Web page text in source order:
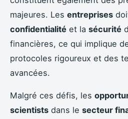
majeures. Les entreprises
confidentialité et la sécurité
financières, ce qui implique
protocoles rigoureux et des
avancées.
Malgré ces défis, les
scientists dans le secteur